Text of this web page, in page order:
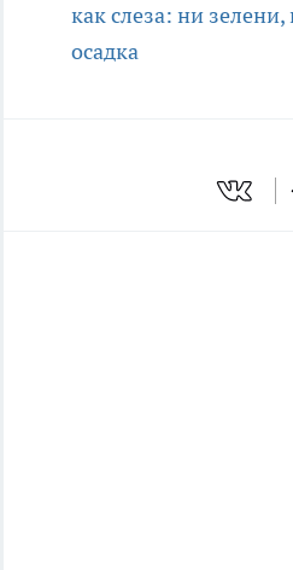
как слеза: ни зелени,
осадка